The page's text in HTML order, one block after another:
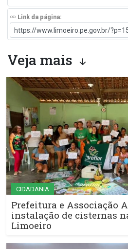
Link da página:
Veja mais
CIDADANIA
Prefeitura e Associação
instalação de cisternas
Limoeiro